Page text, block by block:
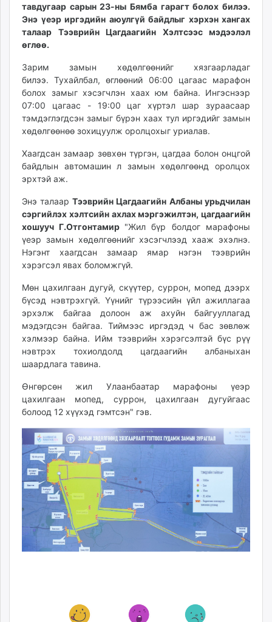
zarig.mn
today.mn
ugluu.mn
urlag.mn
unen.mn
asu.mn
shudarga.mn
unuudur.mn
isee.mn
fact.mn
itoim.mn
tumen.mn
shuum.mn
times.mn
tvmongolia.mn
mass.mn
unegui.mn
assa.mn
toim.mn
unread.today
тавдугаар сарын 23-ны Бямба гарагт болох билээ.
Энэ үеэр иргэдийн аюулгүй байдлыг хэрхэн хангах
талаар Тээврийн Цагдаагийн Хэлтсээс мэдээлэл
өглөө.
Зарим замын хөдөлгөөнийг хязгаарладаг
билээ. Тухайлбал, өглөөний 06:00 цагаас марафон
болох замыг хэсэгчлэн хаах юм байна. Ингэснээр
07:00 цагаас - 19:00 цаг хүртэл шар зураасаар
тэмдэглэгдсэн замыг бүрэн хаах тул иргэдийг замын
хөдөлгөөнөө зохицуулж оролцохыг уриалав.
Хаагдсан замаар зөвхөн түргэн, цагдаа болон онцгой
байдлын автомашин л замын хөдөлгөөнд оролцох
эрхтэй аж.
Энэ талаар Тээврийн Цагдаагийн Албаны урьдчилан
сэргийлэх хэлтсийн ахлах мэргэжилтэн, цагдаагийн
хошууч Г.Отгонтамир "Жил бүр болдог марафоны
үеэр замын хөдөлгөөнийг хэсэгчлээд хааж эхэлнэ.
Нэгэнт хаагдсан замаар ямар нэгэн тээврийн
хэрэгсэл явах боломжгүй.
Мөн цахилгаан дугуй, скүүтер, суррон, мопед дээрх
бүсэд нэвтрэхгүй. Үүнийг түрээсийн үйл ажиллагаа
эрхэлж байгаа долоон аж ахуйн байгууллагад
мэдэгдсэн байгаа. Тиймээс иргэдэд ч бас зөвлөж
хэлмээр байна. Ийм тээврийн хэрэгсэлтэй бүс рүү
нэвтрэх тохиолдолд цагдаагийн албаныхан
шаардлага тавина.
Өнгөрсөн жил Улаанбаатар марафоны үеэр
цахилгаан мопед, суррон, цахилгаан дугуйгаас
болоод 12 хүүхэд гэмтсэн" гэв.